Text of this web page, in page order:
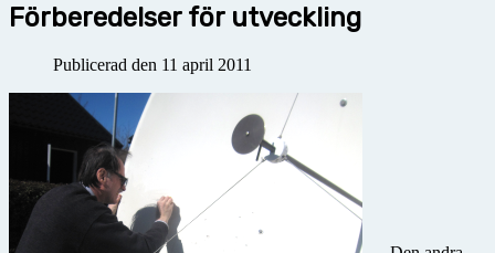
Förberedelser för utveckling
Publicerad den 11 april 2011